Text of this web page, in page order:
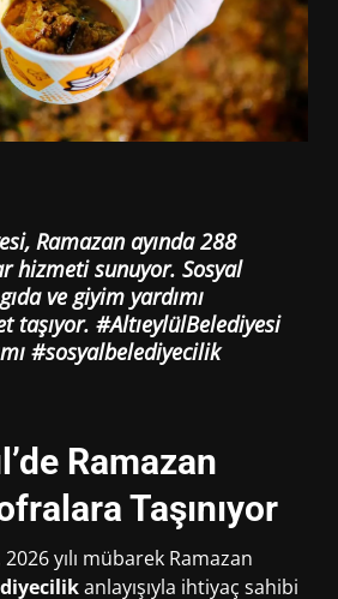
Ramazan ayında 288
hizmeti sunuyor. Sosyal
ve giyim yardımı
taşıyor. #AltıeylülBelediyesi
#sosyalbelediyecilik
Ramazan
Taşınıyor
yılı mübarek Ramazan
anlayışıyla ihtiyaç sahibi